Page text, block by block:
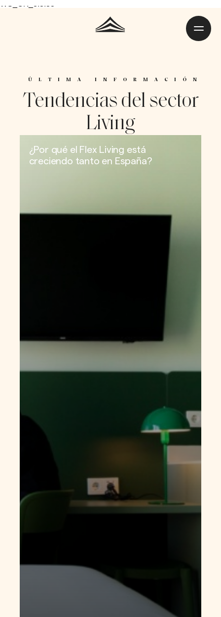
Tendencias del sector
Living
¿Por qué el Flex Living está
creciendo tanto en España?